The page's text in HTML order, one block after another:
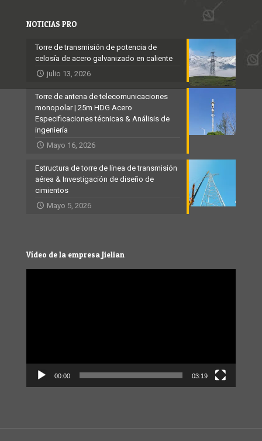
NOTICIAS PRO
Torre de transmisión de potencia de
celosía de acero galvanizado en caliente
julio 13, 2026
Torre de antena de telecomunicaciones
monopolar | 25m HDG Acero
Especificaciones técnicas & Análisis de
ingeniería
Mayo 16, 2026
Estructura de torre de línea de transmisión
aérea & Investigación de diseño de
cimientos
Mayo 5, 2026
Vídeo de la empresa Jielian
00:00 03:19